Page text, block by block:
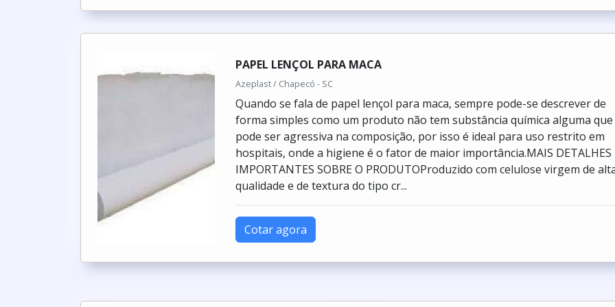
PAPEL LENÇOL PARA MACA
Azeplast / Chapecó - SC
Quando se fala de papel lençol para maca, sempre pode-se descrever de
forma simples como um produto não tem substância química alguma que
pode ser agressiva na composição, por isso é ideal para uso restrito em
hospitais, onde a higiene é o fator de maior importância.MAIS DETALHES
IMPORTANTES SOBRE O PRODUTOProduzido com celulose virgem de
qualidade e de textura do tipo cr...
Cotar agora